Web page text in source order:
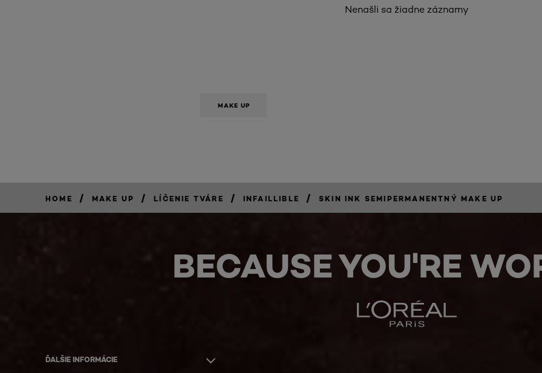
Nenašli sa žiadne záznamy
MAKE UP
HOME / MAKE UP / LÍČENIE TVÁRE / INFAILLIBLE / SKIN INK SEMIPERMANENTNÝ MAKE UP
BECAUSE YOU'RE
ĎALŠIE INFORMÁCIE